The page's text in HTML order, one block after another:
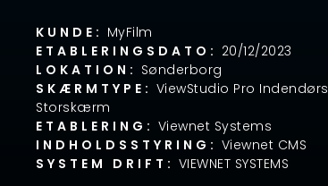
KUNDE: MyFilm
ETABLERINGSDATO: 20/12/2023
LOKATION: Sønderborg
SKÆRMTYPE: ViewStudio Pro Indendørs
Storskærm
ETABLERING: Viewnet Systems
INDHOLDSSTYRING: Viewnet CMS
SYSTEM DRIFT: VIEWNET SYSTEMS